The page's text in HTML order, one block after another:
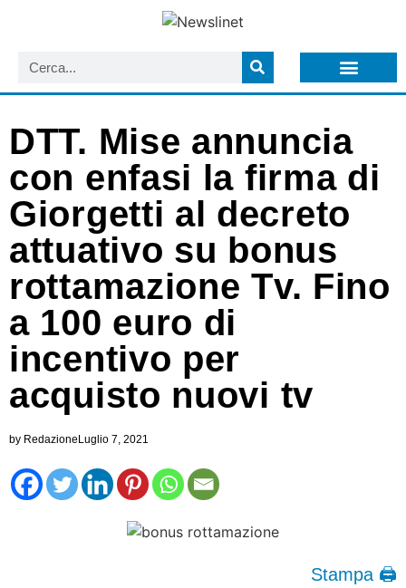
DTT. Mise annuncia
con enfasi la firma di
Giorgetti al decreto
attuativo su bonus
rottamazione Tv. Fino
a 100 euro di
incentivo per
acquisto nuovi tv
by RedazioneLuglio 7, 2021
Stampa 🖨